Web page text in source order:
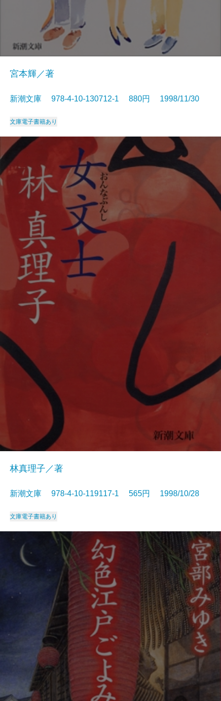
宮本輝／著
新潮文庫 978-4-10-130712-1 880円 1998/11/30
文庫電子書籍あり
林真理子／著
新潮文庫 978-4-10-119117-1 565円 1998/10/28
文庫電子書籍あり